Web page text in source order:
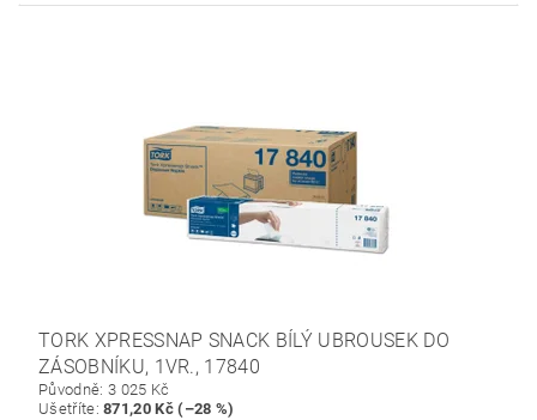
TORK XPRESSNAP SNACK BÍLÝ UBROUSEK DO
ZÁSOBNÍKU, 1VR., 17840
Původně: 3 025 Kč
Ušetříte:871,20 Kč (–28 %)